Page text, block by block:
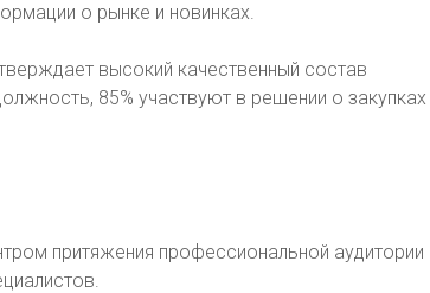
о рынке и новинках.
высокий качественный состав
85% участвуют в решении о закупках
притяжения профессиональной аудитории